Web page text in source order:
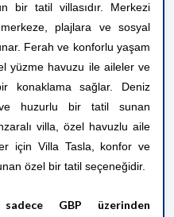
bir tatil villasıdır. Merkezi
plajlara ve sosyal
Ferah ve konforlu yaşam
yüzme havuzu ile aileler ve
konaklama sağlar. Deniz
huzurlu bir tatil sunan
villa, özel havuzlu aile
için Villa Tasla, konfor ve
özel bir tatil seçeneğidir.
sadece GBP üzerinden